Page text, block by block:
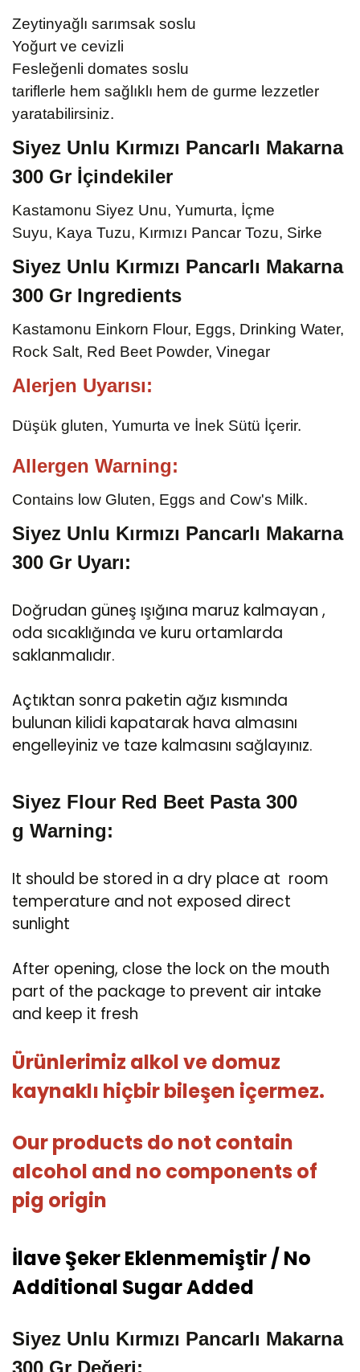
Zeytinyağlı sarımsak soslu
Yoğurt ve cevizli
Fesleğenli domates soslu
tariflerle hem sağlıklı hem de gurme lezzetler
yaratabilirsiniz.
Siyez Unlu Kırmızı Pancarlı Makarna
300 Gr İçindekiler
Kastamonu Siyez Unu, Yumurta, İçme
Suyu, Kaya Tuzu, Kırmızı Pancar Tozu, Sirke
Siyez Unlu Kırmızı Pancarlı Makarna
300 Gr Ingredients
Kastamonu Einkorn Flour, Eggs, Drinking Water,
Rock Salt, Red Beet Powder, Vinegar
Alerjen Uyarısı:
Düşük gluten, Yumurta ve İnek Sütü İçerir.
Allergen Warning:
Contains low Gluten, Eggs and Cow's Milk.
Siyez Unlu Kırmızı Pancarlı Makarna
300 Gr Uyarı:
Doğrudan güneş ışığına maruz kalmayan ,
oda sıcaklığında ve kuru ortamlarda
saklanmalıdır.
Açtıktan sonra paketin ağız kısmında
bulunan kilidi kapatarak hava almasını
engelleyiniz ve taze kalmasını sağlayınız.
Siyez Flour Red Beet Pasta 300
g Warning:
It should be stored in a dry place at room
temperature and not exposed direct
sunlight
After opening, close the lock on the mouth
part of the package to prevent air intake
and keep it fresh
Ürünlerimiz alkol ve domuz
kaynaklı hiçbir bileşen içermez.
Our products do not contain
alcohol and no components of
pig origin
İlave Şeker Eklenmemiştir / No
Additional Sugar Added
Siyez Unlu Kırmızı Pancarlı Makarna
300 Gr Değeri: